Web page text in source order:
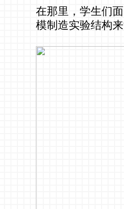
在那里，学生们
模制造实验结构